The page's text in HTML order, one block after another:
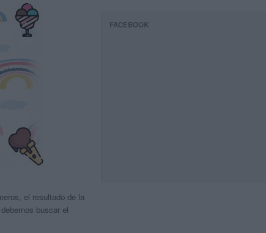
el resultado de la
buscar el
FACEBOOK